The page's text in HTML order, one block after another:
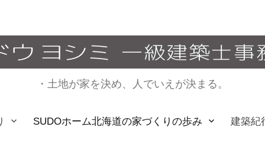
・土地が家を決め、人でいえが決まる。
SUDOホーム北海道の家づくりの歩み 建築紀